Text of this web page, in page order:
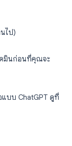
ไป)
มินก่อนที่คุณจะ
แบบ ChatGPT ดูที่